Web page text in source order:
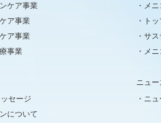
ケア事業
ア事業
ア事業
事業
セージ
について
メ
ト
サス
メ
ニュー
ニ